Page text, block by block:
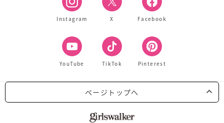
Instagram X Facebook
YouTube TikTok Pinterest
ページトップへ